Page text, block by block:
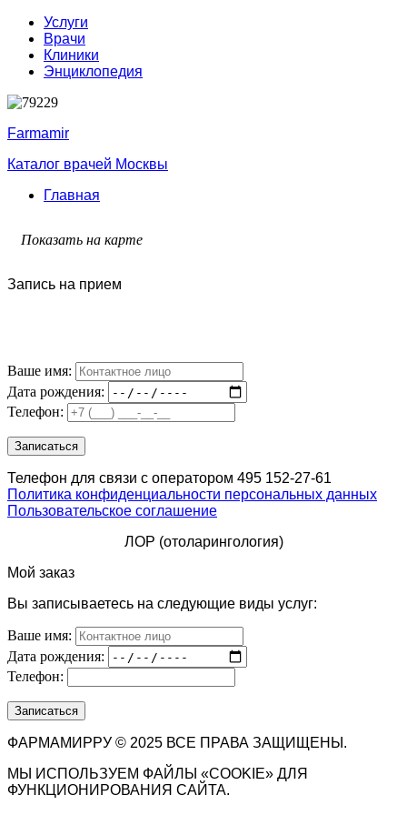
Услуги
Врачи
Клиники
Энциклопедия
Farmamir
Каталог врачей Москвы
Главная
Показать на карте
Запись на прием
Ваше имя:
Дата рождения:
Телефон:
Телефон для связи с оператором 495 152-27-61
Политика конфиденциальности персональных данных
Пользовательское соглашение
ЛОР (отоларингология)
Мой заказ
Вы записываетесь на следующие виды услуг:
Ваше имя:
Дата рождения:
Телефон:
ФАРМАМИРРУ © 2025 ВСЕ ПРАВА ЗАЩИЩЕНЫ.
МЫ ИСПОЛЬЗУЕМ ФАЙЛЫ «COOKIE» ДЛЯ
ФУНКЦИОНИРОВАНИЯ САЙТА.